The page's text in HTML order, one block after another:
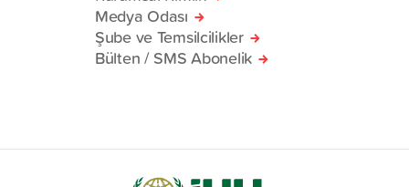
Medya Odası
Şube ve Temsilcilikler
Bülten / SMS Abonelik